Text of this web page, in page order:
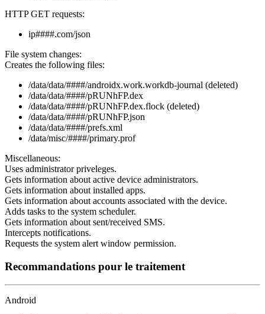
HTTP GET requests:
ip####.com/json
File system changes:
Creates the following files:
/data/data/####/androidx.work.workdb-journal (deleted)
/data/data/####/pRUNhFP.dex
/data/data/####/pRUNhFP.dex.flock (deleted)
/data/data/####/pRUNhFP.json
/data/data/####/prefs.xml
/data/misc/####/primary.prof
Miscellaneous:
Uses administrator priveleges.
Gets information about active device administrators.
Gets information about installed apps.
Gets information about accounts associated with the device.
Adds tasks to the system scheduler.
Gets information about sent/received SMS.
Intercepts notifications.
Requests the system alert window permission.
Recommandations pour le traitement
Android